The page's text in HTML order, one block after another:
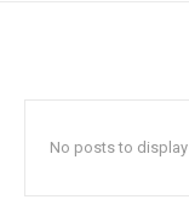
No posts to display